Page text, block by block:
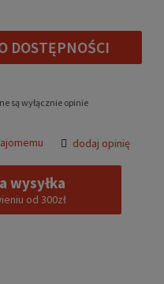
DOSTĘPNOŚCI
są wyłącznie opinie
dodaj opinię
wysyłka
od 300zł